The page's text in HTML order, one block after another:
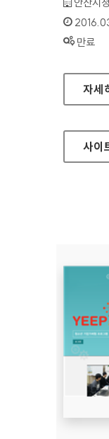
인증기
상태 :
만료
안산
자세
사이